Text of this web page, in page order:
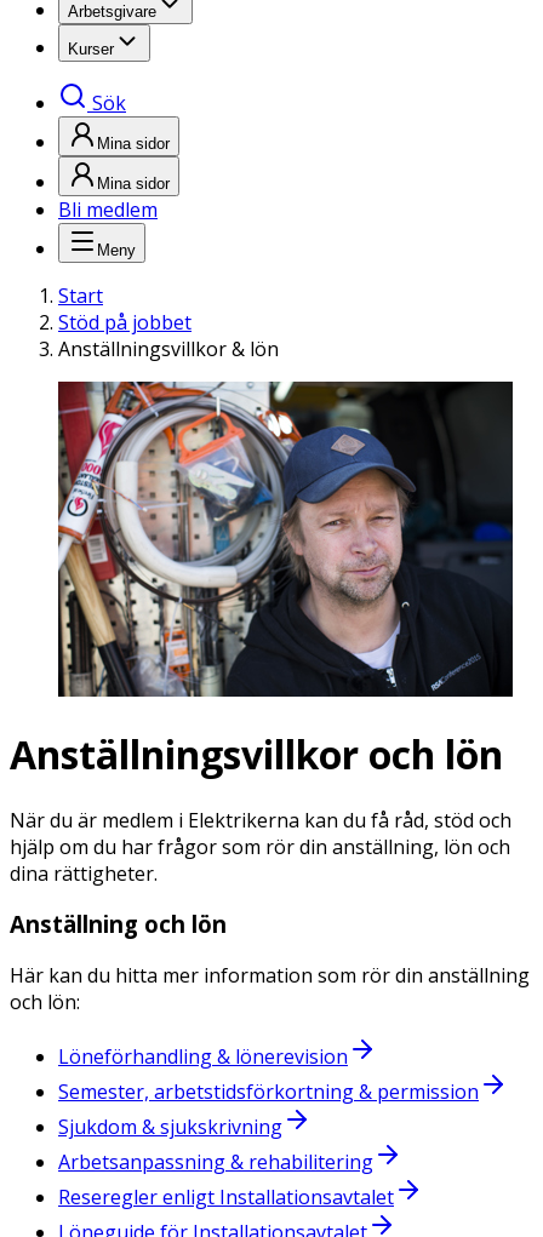
Arbetsgivare
Kurser
Sök
Mina sidor
Mina sidor
Bli medlem
Meny
Start
Stöd på jobbet
Anställningsvillkor & lön
Anställningsvillkor och lön
När du är medlem i Elektrikerna kan du få råd, stöd och
hjälp om du har frågor som rör din anställning, lön och
dina rättigheter.
Anställning och lön
Här kan du hitta mer information som rör din anställning
och lön:
Löneförhandling & lönerevision
Semester, arbetstidsförkortning & permission
Sjukdom & sjukskrivning
Arbetsanpassning & rehabilitering
Reseregler enligt Installationsavtalet